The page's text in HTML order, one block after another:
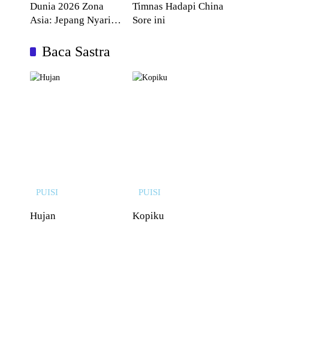
Dunia 2026 Zona
Asia: Jepang Nyaris
Timnas Hadapi China
Sore ini
Baca Sastra
PUISI
Hujan
PUISI
Kopiku